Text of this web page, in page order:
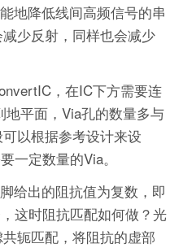
地降低线间高频信号的串
少反射，同样也会减少
，在IC下方需要连
平面，Via孔的数量多与
以根据参考设计来设
一定数量的Via。
给出的阻抗值为复数，即
这时阻抗匹配如何做？光
轭匹配，将阻抗的虚部